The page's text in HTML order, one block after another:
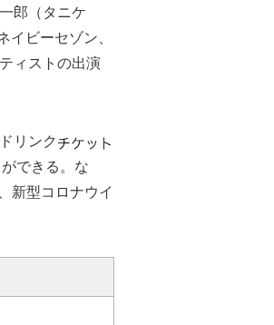
郎（タニケ
ビーセゾン、
ィストの出演
リンク
できる。な
新型コロナウイ